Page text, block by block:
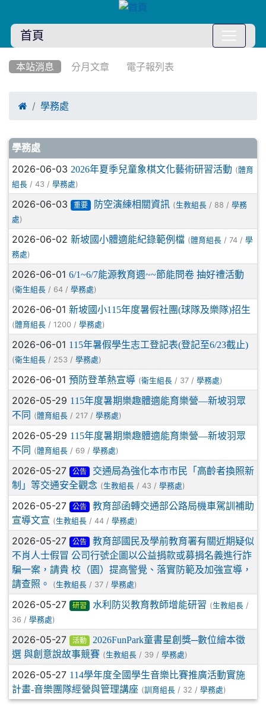
首頁
本站消息 分月文章 電子報列表
 學務處
文章列表
學務處
2026-06-03 2026年夏季兒童象棋文化藝術研習活動 (體育
組長 / 43 / 學務處)
2026-06-03 重要 防空演練相關資訊 (生教組長/ 88 / 學務
處)
2026-06-02 新坡國小體適能紀錄範例檔 (體育組長 / 74 / 學
務處)
2026-06-01 6/1~6/7能源教育週~~節能問卷 抽好禮活動
(衛生組長 / 64 / 學務處)
2026-06-01 新坡國小115年度暑假社團(球隊及樂隊)招生
(體育組長 / 1200 / 學務處)
2026-06-01 115年暑假學生志工登記表(登記至6/23截止)
(衛生組長 / 253 / 學務處)
2026-06-01 預防登革熱宣導 (衛生組長 / 37 / 學務處)
2026-05-29 115年度暑期樂趣體適能育樂營―新坡羽眾
不同 (體育組長 / 217 / 學務處)
2026-05-29 115年度暑期樂趣體適能育樂營―新坡羽眾
不同 (體育組長 / 69 / 學務處)
2026-05-27 公告
交通局為強化本市市民「高齡者換照新
制」等交通安全觀念 (生教組長 / 43 / 學務處)
2026-05-27 公告
教育部函轉交通部公路局機車駕訓補助
宣導文宣 (生教組長 / 44 / 學務處)
2026-05-27 公告
教育部國民及學前教育署有關近期疑似
不肖人士假冒 公司行號企圖以公益捐款或募捐名義進行詐
騙一案，請貴 校（園）提高警覺、落實防範及加強宣導，
請查照。
(生教組長 / 37 / 學務處)
2026-05-27 研習 水利防災教育教師增能研習 (生教組長/
36 / 學務處)
2026-05-27 活動
2026FunPark童書星創獎─數位繪本徵
選 與創意說故事競賽 (生教組長 / 39 / 學務處)
2026-05-27 114學年度全國學生音樂比賽推廣活動實施
計畫-音樂團隊經營與管理講座 (訓育組長 / 32 / 學務處)